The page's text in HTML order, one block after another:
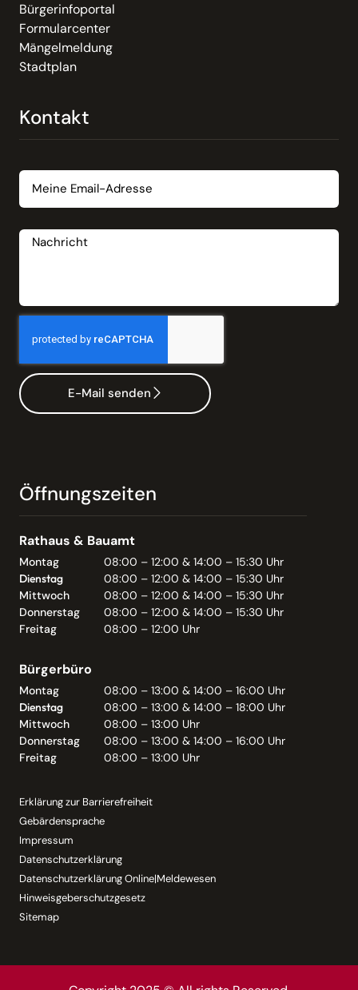
Bürgerinfoportal
Formularcenter
Mängelmeldung
Stadtplan
Kontakt
E-Mail senden
Öffnungszeiten
Rathaus & Bauamt
Montag
08:00 – 12:00 & 14:00 – 15:30 Uhr
Dienstag
08:00 – 12:00 & 14:00 – 15:30 Uhr
Mittwoch
08:00 – 12:00 & 14:00 – 15:30 Uhr
Donnerstag
08:00 – 12:00 & 14:00 – 15:30 Uhr
Freitag
08:00 – 12:00 Uhr
Bürgerbüro
Montag
08:00 – 13:00 & 14:00 – 16:00 Uhr
Dienstag
08:00 – 13:00 & 14:00 – 18:00 Uhr
Mittwoch
08:00 – 13:00 Uhr
Donnerstag
08:00 – 13:00 & 14:00 – 16:00 Uhr
Freitag
08:00 – 13:00 Uhr
Erklärung zur Barrierefreiheit
Gebärdensprache
Impressum
Datenschutzerklärung
Datenschutzerklärung Online|Meldewesen
Hinweisgeberschutzgesetz
Sitemap